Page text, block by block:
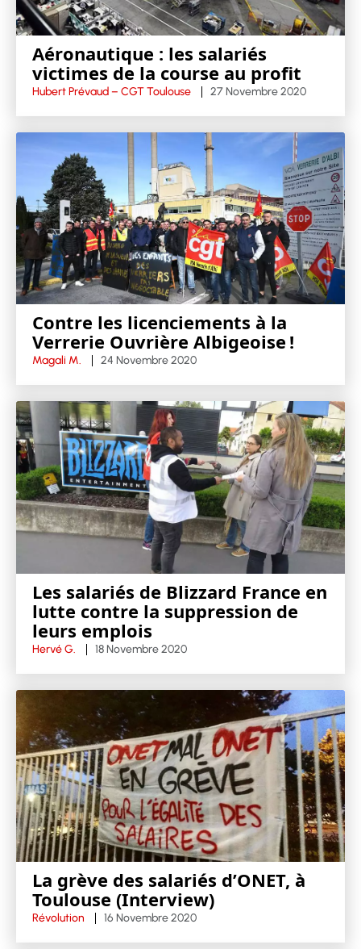
Aéronautique : les salariés
victimes de la course au profit
Hubert Prévaud – CGT Toulouse 27 Novembre 2020
Contre les licenciements à la
Verrerie Ouvrière Albigeoise !
Magali M. 24 Novembre 2020
Les salariés de Blizzard France en
lutte contre la suppression de
leurs emplois
Hervé G. 18 Novembre 2020
La grève des salariés d’ONET, à
Toulouse (Interview)
Révolution 16 Novembre 2020